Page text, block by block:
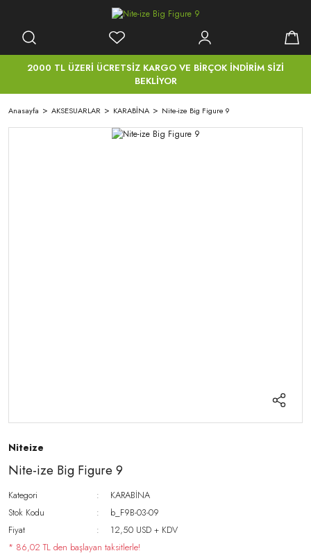
2000 TL ÜZERİ ÜCRETSİZ KARGO VE BİRÇOK İNDİRİM SİZİ
BEKLİYOR
Anasayfa AKSESUARLAR KARABİNA Nite-ize Big Figure 9
Niteize
Nite-ize Big Figure 9
Kategori
KARABİNA
Stok Kodu
b_F9B-03-09
Fiyat
12,50 USD + KDV
* 86,02 TL den başlayan taksitlerle!